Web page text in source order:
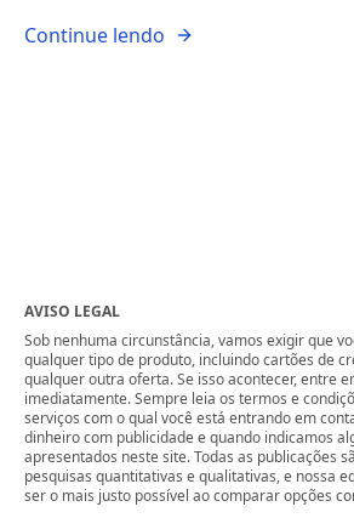
Continue lendo
AVISO LEGAL
Sob nenhuma circunstância, vamos exigir que
qualquer tipo de produto, incluindo cartões de
qualquer outra oferta. Se isso acontecer, entre
imediatamente. Sempre leia os termos e
serviços com o qual você está entrando em
dinheiro com publicidade e quando indicamos
apresentados neste site. Todas as publicações
pesquisas quantitativas e qualitativas, e nossa
ser o mais justo possível ao comparar opções